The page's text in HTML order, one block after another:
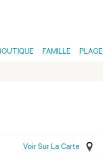
FAMILLE PLAGE
Voir Sur La Carte